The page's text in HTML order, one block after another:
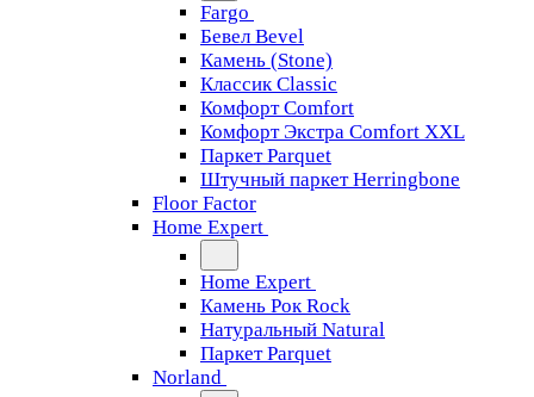
Fargo
Бевел Bevel
Камень (Stone)
Классик Classic
Комфорт Comfort
Комфорт Экстра Comfort XXL
Паркет Parquet
Штучный паркет Herringbone
Floor Factor
Home Expert
Home Expert
Камень Рок Rock
Натуральный Natural
Паркет Parquet
Norland